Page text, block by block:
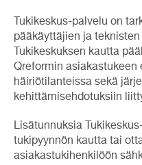
Tukikeskus-palvelu on
pääkäyttäjien ja
Tukikeskuksen kautta
Qreformin
häiriötilanteissa sekä
kehittämisehdotuksiin
Lisätunnuksia
tukipyynnön kautta tai
asiakastukihenkilöön